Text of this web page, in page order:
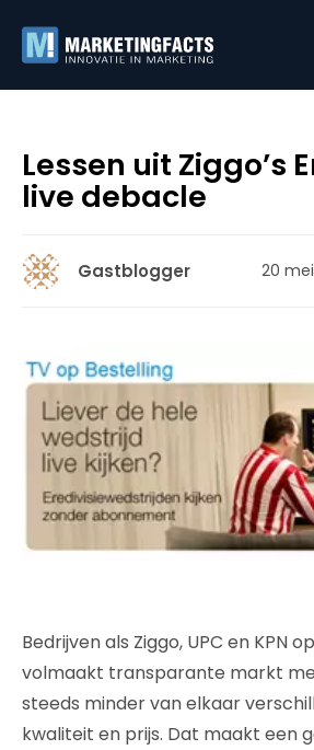
Lessen uit Ziggo’s
live debacle
Gastblogger 20 mei
Bedrijven als Ziggo, UPC en KPN
volmaakt transparante markt
steeds minder van elkaar
kwaliteit en prijs. Dat maakt een